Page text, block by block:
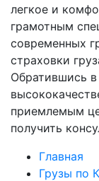
легкое и
грамотным
современных
страховки
Обратившись в
приемлемым
получить
Главная
Грузы по